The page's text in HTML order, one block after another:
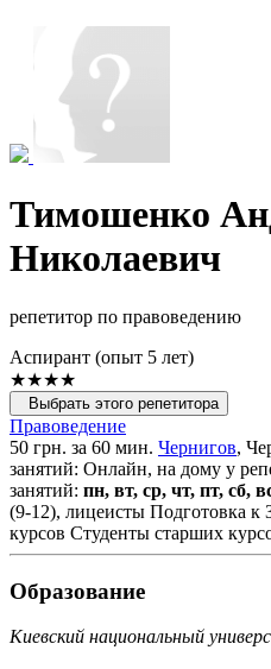
Тимошенко
Николаевич
репетитор по правоведению
Аспирант (опыт 5 лет)
★★★★
Выбрать этого репетитора
Правоведение
50 грн. за 60 мин. Чернигов,
занятий: Онлайн, на дому у
занятий: пн, вт, ср, чт, пт, сб,
(9-12), лицеисты Подготовка к
курсов Студенты старших
Образование
Киевский национальный